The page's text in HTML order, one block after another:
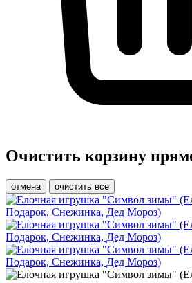
Очистить корзину
отмена очистить все